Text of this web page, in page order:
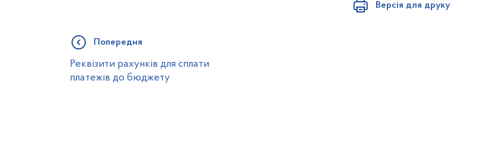
Версія для друку
Попередня
Реквізити рахунків для сплати
платежів до бюджету